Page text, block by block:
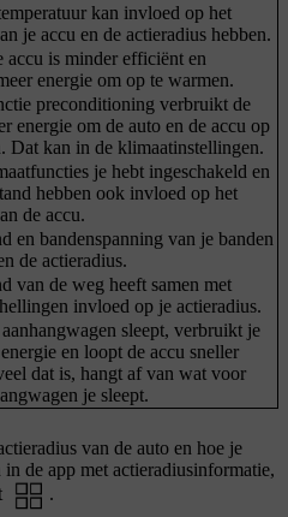
kan invloed op het
je accu en de actieradius hebben.
accu is minder efficiënt en
energie om op te warmen.
preconditioning verbruikt de
energie om de auto en de accu op
Dat kan in de klimaatinstellingen.
je hebt ingeschakeld en
hebben ook invloed op het
de accu.
en bandenspanning van je banden
de actieradius.
van de weg heeft samen met
invloed op je actieradius.
sleept, verbruikt je
en loopt de accu sneller
dat is, hangt af van wat voor
je sleept.
van de auto en hoe je
de app met actieradiusinformatie,